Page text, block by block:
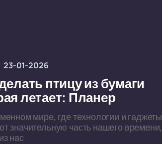
23-01-2026
птицу из бумаги
летает: Планер
мире, где технологии и гаджеты
значительную часть нашего времени,
нас